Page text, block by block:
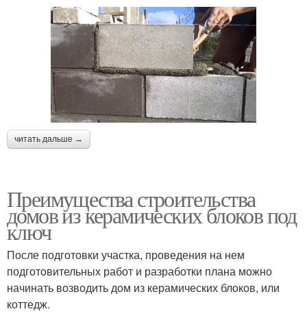
читать дальше →
Преимущества строительства
домов из керамических блоков под
ключ
После подготовки участка, проведения на нем
подготовительных работ и разработки плана можно
начинать возводить дом из керамических блоков, или
коттедж.